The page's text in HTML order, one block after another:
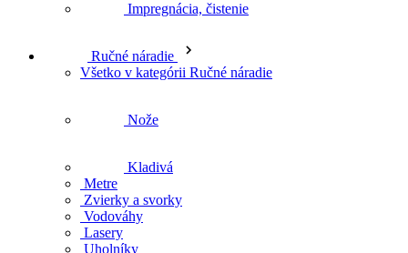
Impregnácia, čistenie
Ručné náradie
Všetko v kategórii Ručné náradie
Nože
Kladivá
Metre
Zvierky a svorky
Vodováhy
Lasery
Uholníky